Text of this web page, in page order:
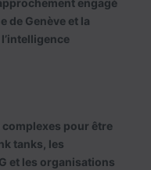
engagé
de Genève et la
pour être
tanks, les
et les organisations